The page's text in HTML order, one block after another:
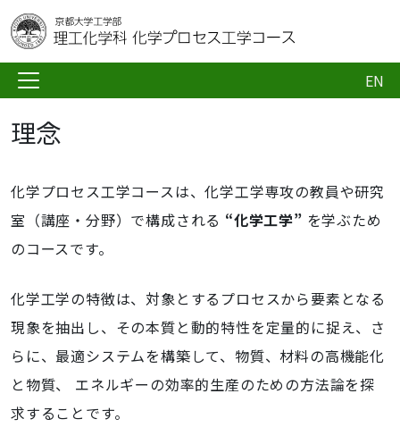
EN
理念
化学プロセス工学コースは、化学工学専攻の教員や研究
室（講座・分野）で構成される “化学工学” を学ぶため
のコースです。
化学工学の特徴は、対象とするプロセスから要素となる
現象を抽出し、その本質と動的特性を定量的に捉え、さ
らに、最適システムを構築して、物質、材料の高機能化
と物質、 エネルギーの効率的生産のための方法論を探
求することです。